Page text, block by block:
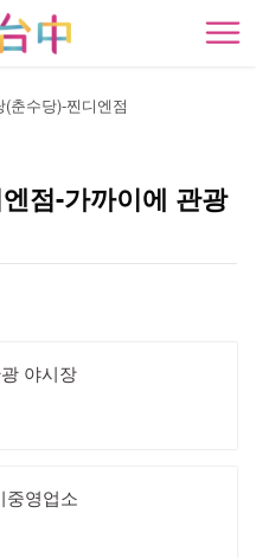
開
(춘수당)-찐디엔점
점-가까이에 관광
야시장
중영업소